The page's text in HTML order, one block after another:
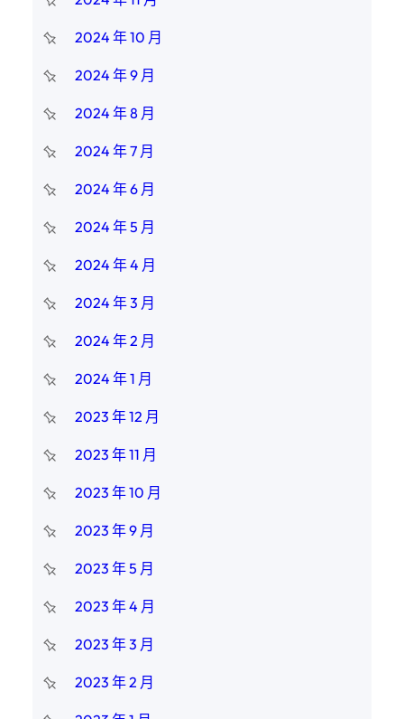
2024 年 10 月
2024 年 9 月
2024 年 8 月
2024 年 7 月
2024 年 6 月
2024 年 5 月
2024 年 4 月
2024 年 3 月
2024 年 2 月
2024 年 1 月
2023 年 12 月
2023 年 11 月
2023 年 10 月
2023 年 9 月
2023 年 5 月
2023 年 4 月
2023 年 3 月
2023 年 2 月